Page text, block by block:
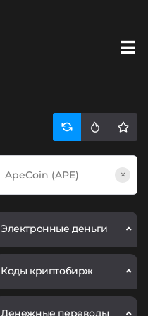
×
Электронные деньги
Коды криптобирж
Денежные переводы